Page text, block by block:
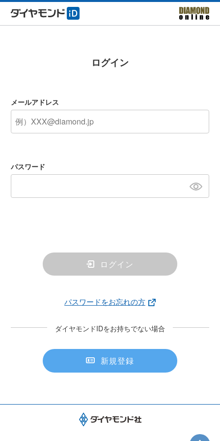
ログイン
メールアドレス
パスワード
ログイン
パスワードをお忘れの方
ダイヤモンドIDをお持ちでない場合
新規登録